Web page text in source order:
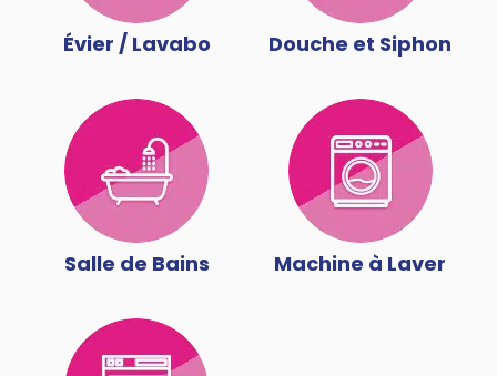
Évier / Lavabo Douche et Siphon
Salle de Bains Machine à Laver